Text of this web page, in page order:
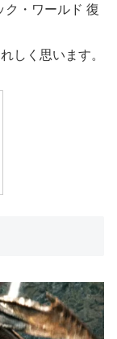
ク・ワールド 復
しく思います。